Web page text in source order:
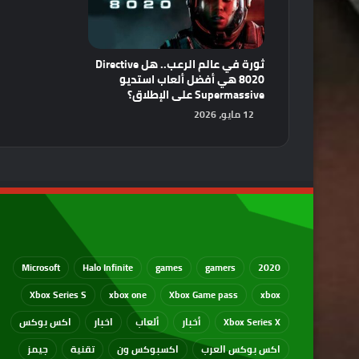
ثورة في عالم الرعب.. هل Directive
8020 هي أفضل ألعاب استديو
Supermassive على الإطلاق؟
12 مايو، 2026
2020
gamers
games
Halo Infinite
Microsoft
xbox
Xbox Game pass
xbox one
Xbox Series S
Xbox Series X
أخبار ألعاب اخبار
اكس بوكس
اكس بوكس العرب
اكسبوكس ون تقنية جيمز